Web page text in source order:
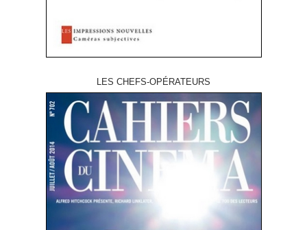
LES CHEFS-OPÉRATEURS